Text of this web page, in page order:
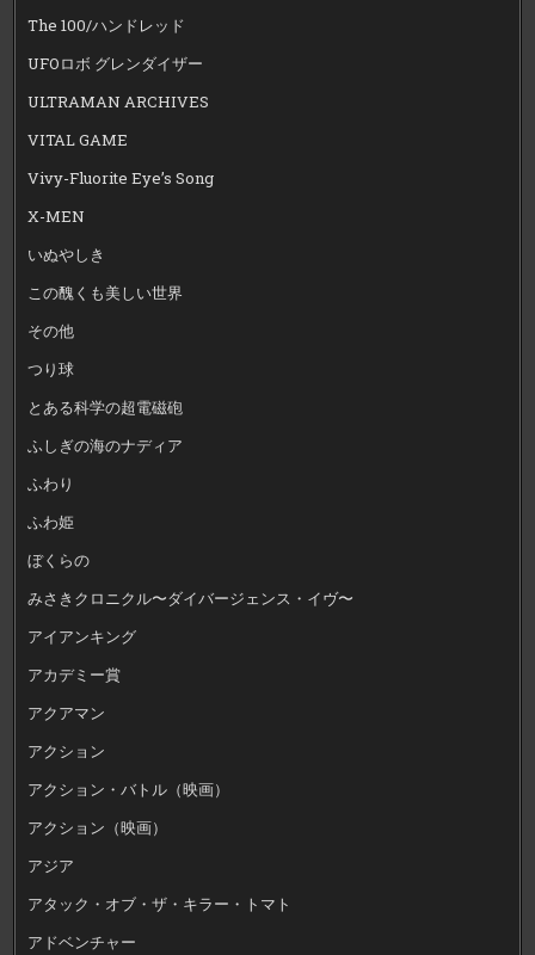
The 100/ハンドレッド
UFOロボ グレンダイザー
ULTRAMAN ARCHIVES
VITAL GAME
Vivy-Fluorite Eye’s Song
X-MEN
いぬやしき
この醜くも美しい世界
その他
つり球
とある科学の超電磁砲
ふしぎの海のナディア
ふわり
ふわ姫
ぼくらの
みさきクロニクル〜ダイバージェンス・イヴ〜
アイアンキング
アカデミー賞
アクアマン
アクション
アクション・バトル（映画）
アクション（映画）
アジア
アタック・オブ・ザ・キラー・トマト
アドベンチャー